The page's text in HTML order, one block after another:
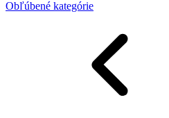
Obľúbené kategórie